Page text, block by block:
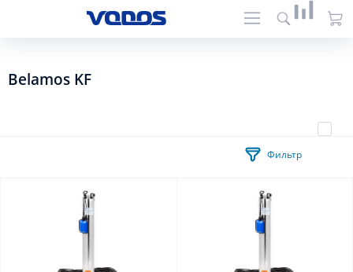
Belamos KF
Фильтр